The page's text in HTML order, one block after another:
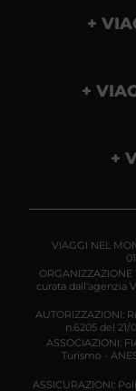
VIAGGI NEL
curata dall'agenzia
AUTORIZZAZIONI:
n.6205 del
ASSOCIAZIONI:
Turismo -
ASSICURAZIONI: